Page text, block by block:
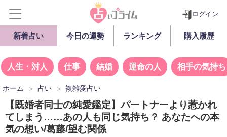
ログイン
新着占い 今日の運勢 ランキング 購入履歴
人生・対人 仕事 結婚 運命の人 相手の気持ち
ホーム 占い 複雑愛占い
【既婚者同士の純愛鑑定】パートナーより惹かれ
てしまう……あの人も同じ気持ち？ あなたへの本
気の想い/葛藤/望む関係